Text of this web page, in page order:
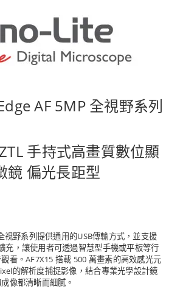
AF 5MP 全視野系列
手持式高畫質數位顯
鏡 偏光長距型
視野系列提供通用的USB傳輸方式，並支援
充，讓使用者可透過智慧型手機或平板等行
看。AF7X15 搭載 500 萬畫素的高效感光元
的解析度捕捉影像，結合專業光學設計鏡
像都清晰而細膩。